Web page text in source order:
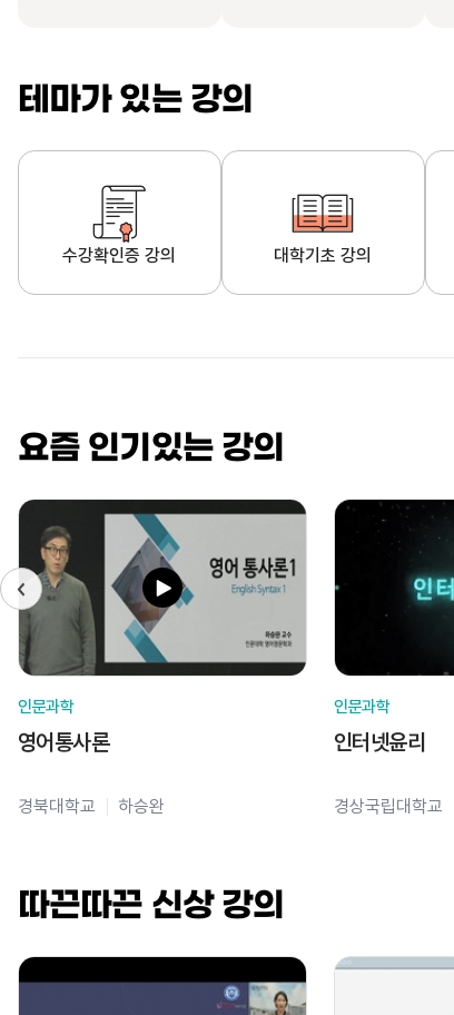
테마가 있는 강의
수강확인증 강의 대학기초 강의
요즘 인기있는 강의
인문과학
영어통사론
경북대학교 하승완
인문과학
인터넷윤리
경상국립대학교
따끈따끈 신상 강의